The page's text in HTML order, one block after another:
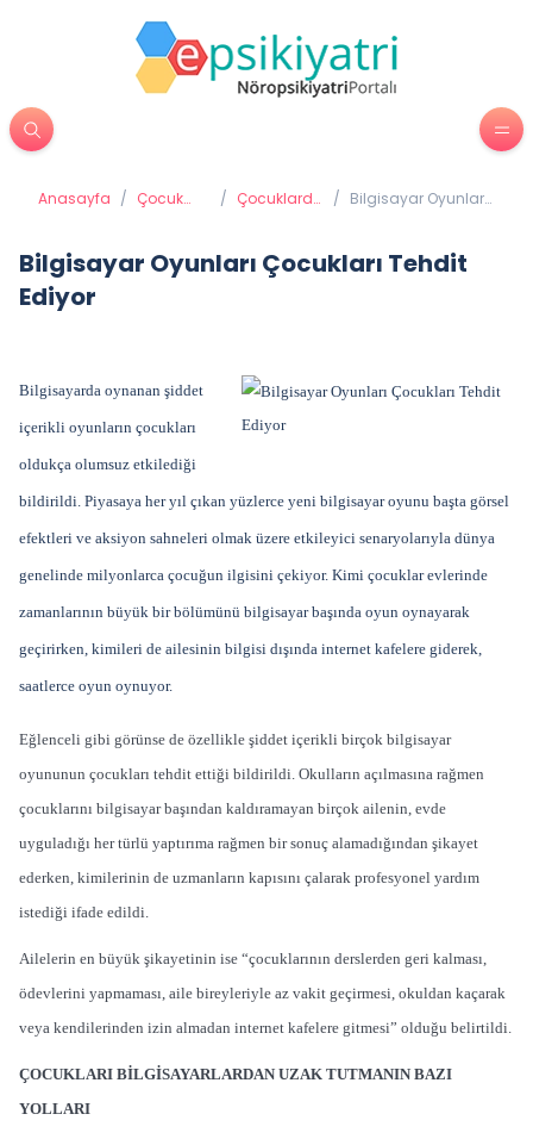
Anasayfa / Çocuk
/ Çocuklarda
/ Bilgisayar Oyunları
Bilgisayar Oyunları Çocukları Tehdit
Ediyor
Bilgisayarda oynanan şiddet
içerikli oyunların çocukları
oldukça olumsuz etkilediği
bildirildi. Piyasaya her yıl çıkan yüzlerce yeni bilgisayar oyunu başta görsel
efektleri ve aksiyon sahneleri olmak üzere etkileyici senaryolarıyla dünya
genelinde milyonlarca çocuğun ilgisini çekiyor. Kimi çocuklar evlerinde
zamanlarının büyük bir bölümünü bilgisayar başında oyun oynayarak
geçirirken, kimileri de ailesinin bilgisi dışında internet kafelere giderek,
saatlerce oyun oynuyor.
Eğlenceli gibi görünse de özellikle şiddet içerikli birçok bilgisayar
oyununun çocukları tehdit ettiği bildirildi. Okulların açılmasına rağmen
çocuklarını bilgisayar başından kaldıramayan birçok ailenin, evde
uyguladığı her türlü yaptırıma rağmen bir sonuç alamadığından şikayet
ederken, kimilerinin de uzmanların kapısını çalarak profesyonel yardım
istediği ifade edildi.
Ailelerin en büyük şikayetinin ise “çocuklarının derslerden geri kalması,
ödevlerini yapmaması, aile bireyleriyle az vakit geçirmesi, okuldan kaçarak
veya kendilerinden izin almadan internet kafelere gitmesi” olduğu belirtildi.
ÇOCUKLARI BİLGİSAYARLARDAN UZAK TUTMANIN BAZI
YOLLARI